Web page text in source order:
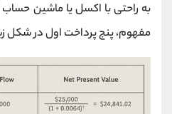
به راحتی با اکسل یا ماشین
مفهوم، پنج پرداخت اول در شکل